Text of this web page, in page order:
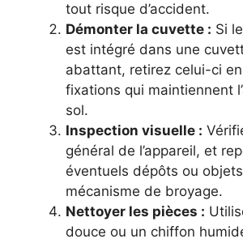
tout risque d’accident.
Démonter la cuvette : Si
est intégré dans une
abattant, retirez celui-ci
fixations qui maintiennent
sol.
Inspection visuelle :
général de l’appareil, et
éventuels dépôts ou
mécanisme de broyage.
Nettoyer les pièces :
douce ou un chiffon